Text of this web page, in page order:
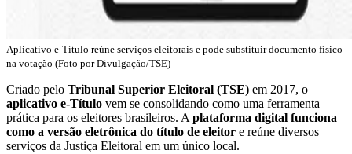
Aplicativo e-Título reúne serviços eleitorais e pode substituir documento físico
na votação (Foto por Divulgação/TSE)
Criado pelo Tribunal Superior Eleitoral (TSE) em 2017, o
aplicativo e-Título vem se consolidando como uma ferramenta
prática para os eleitores brasileiros. A plataforma digital funciona
como a versão eletrônica do título de eleitor e reúne diversos
serviços da Justiça Eleitoral em um único local.